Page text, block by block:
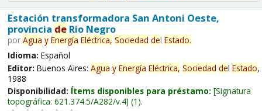
Estación transformadora San Antoni Oeste,
provincia deRío Negro
por Agua y Energía Eléctrica, Sociedad del Estado.
Idioma: Español
Editor: Buenos Aires: Agua y Energía Eléctrica, Sociedad del Estado,
1988
Disponibilidad: Ítems disponibles para préstamo: Signatura
topográfica: 621.374.5/A282/v.4 (1).